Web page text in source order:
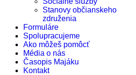
Stanovy občianskeho
združenia
Formuláre
Spolupracujeme
Ako môžeš pomôcť
Média o nás
Časopis Majáku
Kontakt